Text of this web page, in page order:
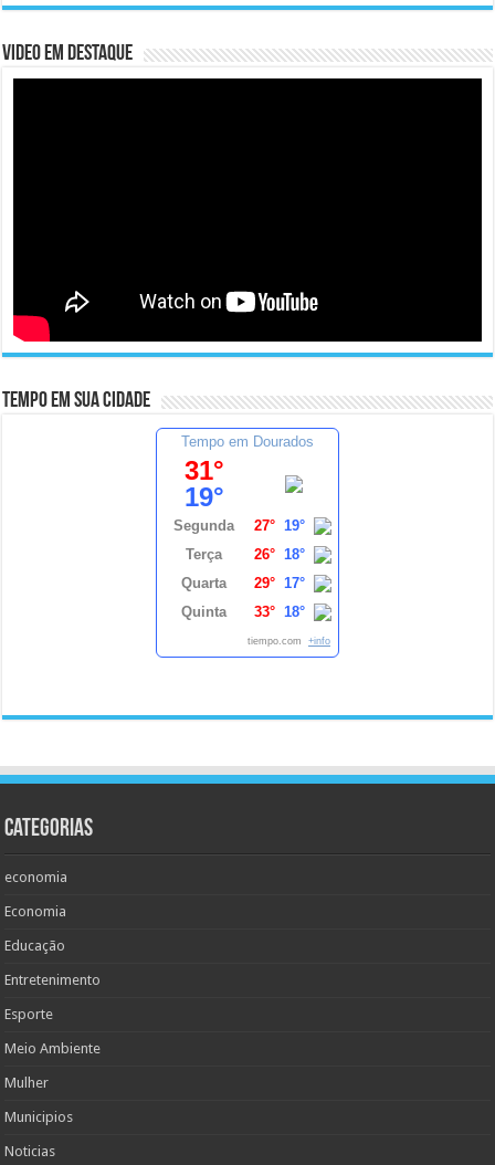
Video em Destaque
Tempo em sua cidade
Tempo em Dourados
31°
19°
Segunda 27°
19°
Terça
26°
18°
Quarta
29°
17°
Quinta
33° 18°
tiempo.com +info
Categorias
economia
Economia
Educação
Entretenimento
Esporte
Meio Ambiente
Mulher
Municipios
Noticias